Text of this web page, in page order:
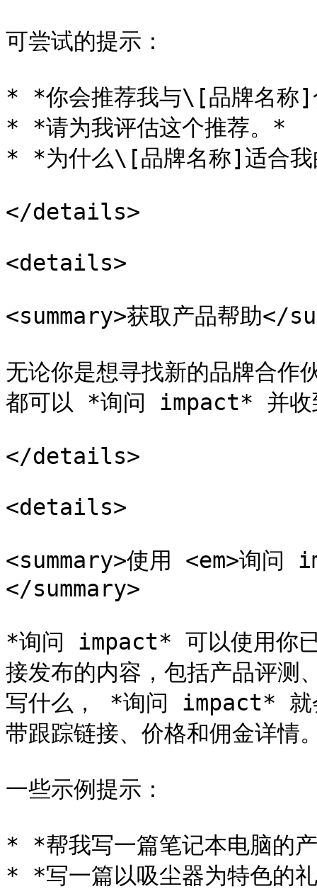
可尝试的提示：
* *你会推荐我与\[品牌名称]
* *请为我评估这个推荐。*
* *为什么\[品牌名称]适合我
</details>
<details>
<summary>获取产品帮助</
无论你是想寻找新的品牌合作
都可以 *询问 impact* 并收
</details>
<details>
<summary>使用 <em>询问
</summary>
*询问 impact* 可以使用你已
接发布的内容，包括产品评测
写什么， *询问 impact* 就
带跟踪链接、价格和佣金详情
一些示例提示：
* *帮我写一篇笔记本电脑的
* *写一篇以吸尘器为特色的